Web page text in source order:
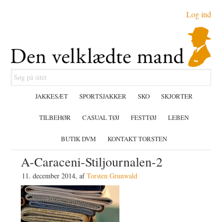
navigation
sidebar
Log ind
Søg
på
JAKKESÆT SPORTSJAKKER SKO SKJORTER
TILBEHØR CASUAL TØJ FESTTØJ LEBEN
BUTIK DVM KONTAKT TORSTEN
A-Caraceni-Stiljournalen-2
11. december 2014, afTorsten Grunwald